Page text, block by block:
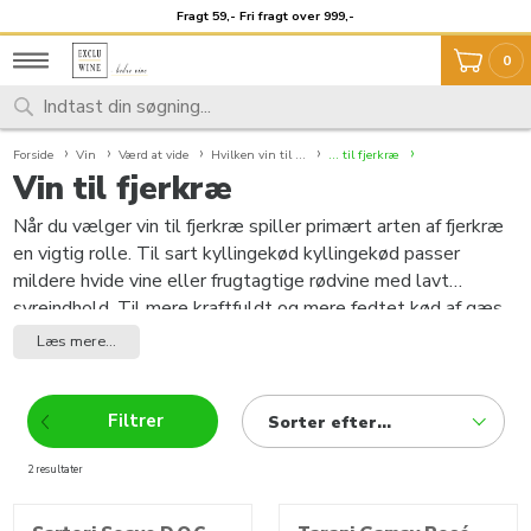
Unikt udvalg
Fragt 59,- Fri fragt over 999,-
0
Forside Vin Værd at vide Hvilken vin til ... ... til fjerkræ
Vin til fjerkræ
Når du vælger vin til fjerkræ spiller primært arten af fjerkræ
en vigtig rolle. Til sart kyllingekød kyllingekød passer
mildere hvide vine eller frugtagtige rødvine med lavt
syreindhold. Til mere kraftfuldt og mere fedtet kød af gæs
og ænder passer mere kraftfulde hvide vine med syre eller
en klassisk helstegt kylling en kraftfuld Riesling. Også
egnede som en vin til fjerkræ er Sylvaner eller Pinot Blanc
med mild syre og koncentrerede frugtaromaer. En spicy
kylling i karry sauce - med chili, hvidløg og citrongræs - og
Læs mere...
Filtrer Sorter efter...
2 resultater